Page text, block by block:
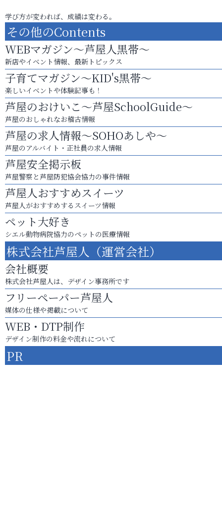
学び方が変われば、成績は変わる。
その他のContents
WEBマガジン～芦屋人黒帯～
新店やイベント情報、最新トピックス
子育てマガジン～KID's黒帯～
楽しいイベントや体験記事も！
芦屋のおけいこ～芦屋SchoolGuide～
芦屋のおしゃれなお稽古情報
芦屋の求人情報～SOHOあしや～
芦屋のアルバイト・正社員の求人情報
芦屋安全掲示板
芦屋警察と芦屋防犯協会協力の事件情報
芦屋人おすすめスイーツ
芦屋人がおすすめするスイーツ情報
ペット大好き
シエル動物病院協力のペットの医療情報
株式会社芦屋人（運営会社）
会社概要
株式会社芦屋人は、デザイン事務所です
フリーペーパー芦屋人
媒体の仕様や掲載について
WEB・DTP制作
デザイン制作の料金や流れについて
PR